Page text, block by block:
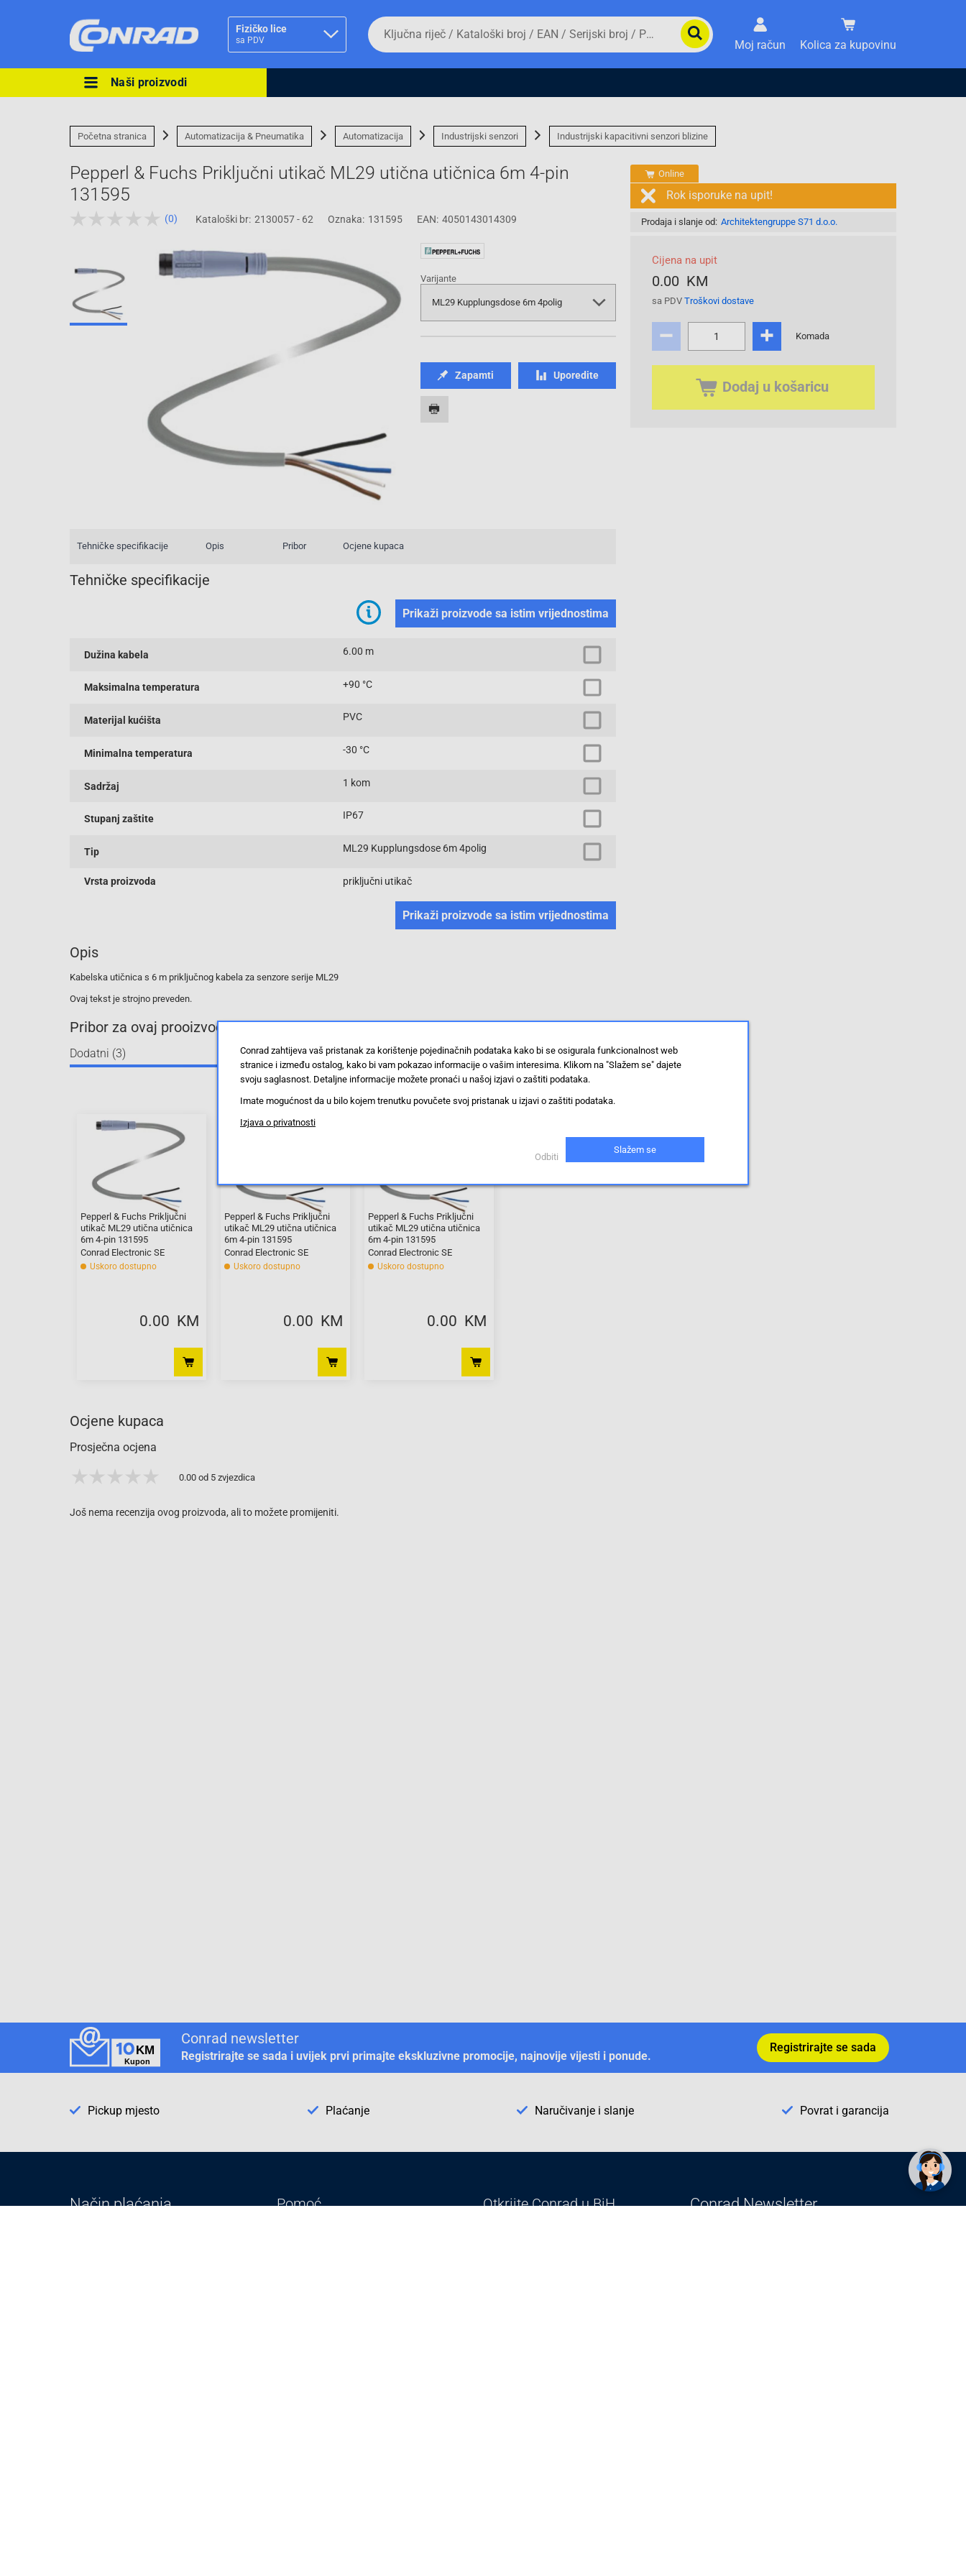
Fizičko lice
sa PDV
Ova postavka prilagođava asortiman proizvoda i
Pravno lice Fizičko lice
Da
biste
potražili
proizvod,
broj,
EAN
serijski
Moj račun Kolica za kupovinu
Naši proizvodi
Početna stranica Automatizacija & Pneumatika Automatizacija Industrijski senzori Industrijski kapacitivni senzori blizine
Pepperl & Fuchs Priključni utikač ML29 utična utičnica 6m 4-pin
131595
(0) Kataloški br: 2130057 - 62 Oznaka: 131595 EAN: 4050143014309
Online
Rok isporuke na upit!
Prodaja i slanje od: Architektengruppe S71 d.o.o.
Cijena na upit
0.00 KM
sa PDV Troškovi dostave
Komada
Dodaj u košaricu
Varijante
Zapamti Uporedite
Tehničke specifikacije Opis Pribor Ocjene kupaca
Tehničke specifikacije
Prikaži proizvode sa istim vrijednostima
Dužina kabela 6.00 m
Maksimalna temperatura +90 °C
Materijal kućišta PVC
Minimalna temperatura -30 °C
Sadržaj 1 kom
Stupanj zaštite IP67
Tip ML29 Kupplungsdose 6m 4polig
Vrsta proizvoda priključni utikač
Prikaži proizvode sa istim vrijednostima
Opis
Kabelska utičnica s 6 m priključnog kabela za senzore serije ML29
Ovaj tekst je strojno preveden.
Pribor za ovaj prooizvod
Dodatni (3)
Pepperl & Fuchs Priključni
utikač ML29 utična utičnica
6m 4-pin 131595
Conrad Electronic SE
Uskoro dostupno
0.00 KM
Pepperl & Fuchs Priključni
utikač ML29 utična utičnica
6m 4-pin 131595
Conrad Electronic SE
Uskoro dostupno
0.00 KM
Pepperl & Fuchs Priključni
utikač ML29 utična utičnica
6m 4-pin 131595
Conrad Electronic SE
Uskoro dostupno
0.00 KM
Ocjene kupaca
Prosječna ocjena
0.00 od 5 zvjezdica
Još nema recenzija ovog proizvoda, ali to možete promijeniti.
Conrad newsletter
Registrirajte se sada i uvijek prvi primajte ekskluzivne promocije, najnovije vijesti i ponude.
Registrirajte se sada
Pickup mjesto Plaćanje Naručivanje i slanje Povrat i garancija
Način plaćanja Pomoć Otkrijte Conrad u BiH Conrad Newsletter
Conrad zahtijeva vaš pristanak za korištenje pojedinačnih podataka kako bi se osigurala funkcionalnost web
stranice i između ostalog, kako bi vam pokazao informacije o vašim interesima. Klikom na "Slažem se" dajete
svoju saglasnost. Detaljne informacije možete pronaći u našoj izjavi o zaštiti podataka.
Imate mogućnost da u bilo kojem trenutku povučete svoj pristanak u izjavi o zaštiti podataka.
Izjava o privatnosti
Odbiti
Slažem se